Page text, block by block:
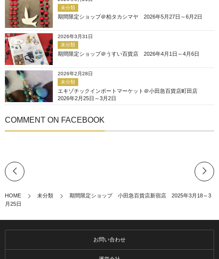
未分類
期間限定ショップ＠柏タカシマヤ 2026年5月27日～6月2日
2026年3月31日
未分類
期間限定ショップ＠うすい百貨店 2026年4月1日～4月6日
2026年2月28日
未分類
エキゾチックインポートマーケット＠小田急百貨店町田店
2026年2月25日～3月2日
COMMENT ON FACEBOOK
HOME 未分類
期間限定ショップ 小田急百貨店新宿店 2025年3月18～3
月25日
お問い合わせ